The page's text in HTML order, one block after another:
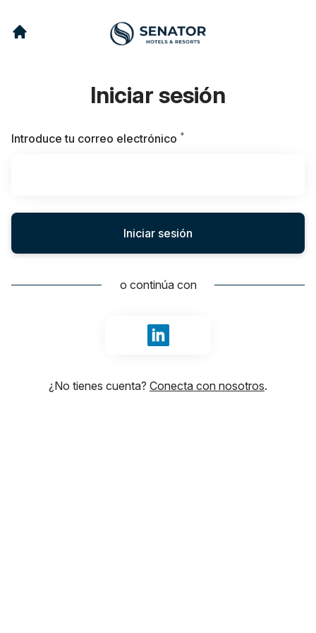
Iniciar sesión
Introduce tu correo electrónico *
Iniciar sesión
o continúa con
Iniciar sesión con LinkedIn
¿No tienes cuenta? Conecta con nosotros.